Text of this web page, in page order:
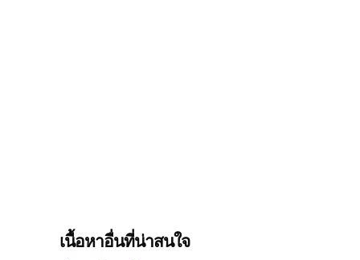
เนื้อหาอื่นที่น่าสนใจ